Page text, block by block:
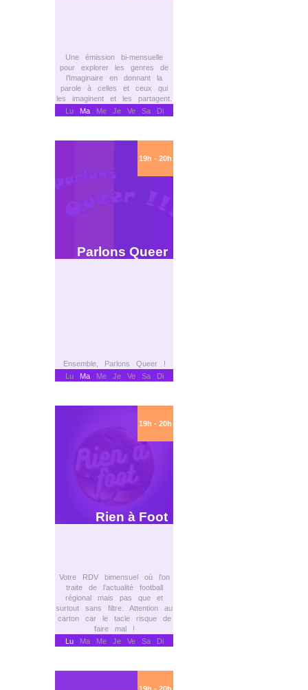
Une émission bi-mensuelle
pour explorer les genres de
l’Imaginaire en donnant la
parole à celles et ceux qui
les imaginent et les partagent.
Lu
MaMe Je Ve Sa Di
19h - 20h
Parlons Queer
Ensemble, Parlons Queer !
Lu
MaMe Je Ve Sa Di
19h - 20h
Rien à Foot
Votre RDV bimensuel où l’on
traite de l’actualité football
régional mais pas que et
surtout sans filtre. Attention au
carton car le tacle risque de
faire mal !
LuMa Me Je Ve Sa Di
19h - 20h